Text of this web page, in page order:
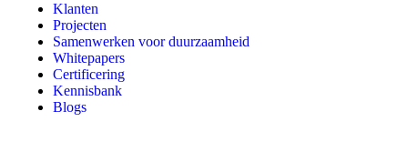
Klanten
Projecten
Samenwerken voor duurzaamheid
Whitepapers
Certificering
Kennisbank
Blogs